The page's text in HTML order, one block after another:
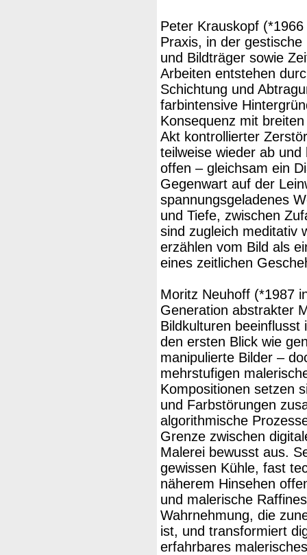
Peter Krauskopf
Praxis, in der
und Bildträger sowie
Arbeiten entstehen
Schichtung und
farbintensive
Konsequenz mit
Akt kontrollierter
teilweise wieder ab
offen – gleichsam ein
Gegenwart auf der
spannungsgeladenes
und Tiefe, zwischen
sind zugleich meditativ
erzählen vom Bild als
eines zeitlichen
Moritz Neuhoff (*1987
Generation abstrakter
Bildkulturen
den ersten Blick wie
manipulierte Bilder –
mehrstufigen
Kompositionen setzen
und Farbstörungen
algorithmische
Grenze zwischen
Malerei bewusst aus.
gewissen Kühle, fast
näherem Hinsehen
und malerische
Wahrnehmung, die
ist, und transformiert
erfahrbares